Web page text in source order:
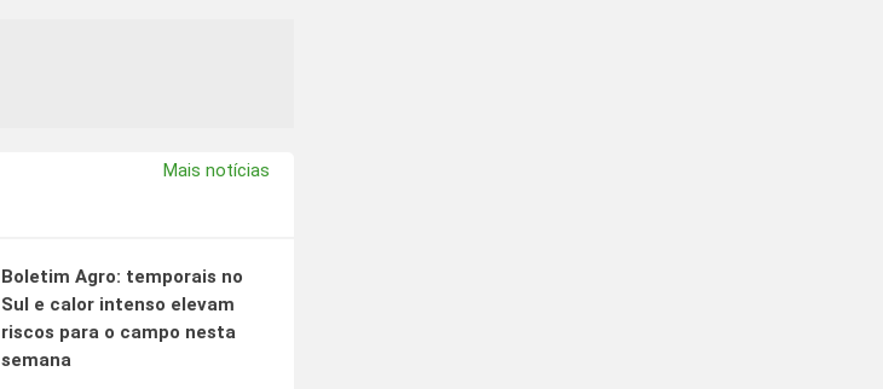
Mais notícias
Boletim Agro: temporais no
Sul e calor intenso elevam
riscos para o campo nesta
semana